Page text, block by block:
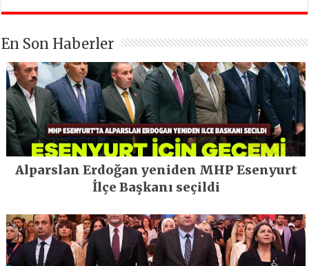
En Son Haberler
Alparslan Erdoğan yeniden MHP Esenyurt
İlçe Başkanı seçildi